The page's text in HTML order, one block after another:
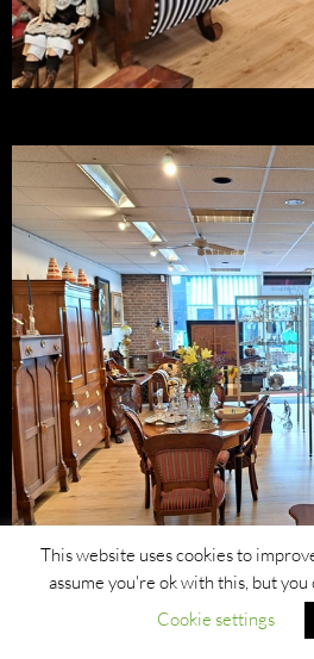
This website uses cookies to
assume you're ok with this, but
Cookie settings